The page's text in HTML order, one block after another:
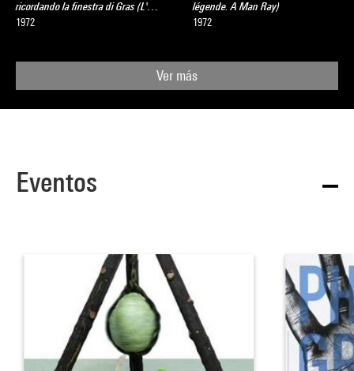
ricordando la finestra di Gras (L'…
1972
légende. A Man Ray)
1972
Ver más
Eventos